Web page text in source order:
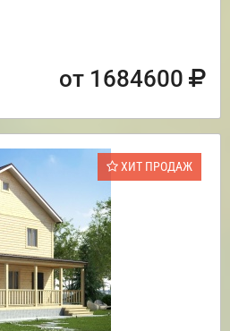
от 1684600
ХИТ ПРОДАЖ